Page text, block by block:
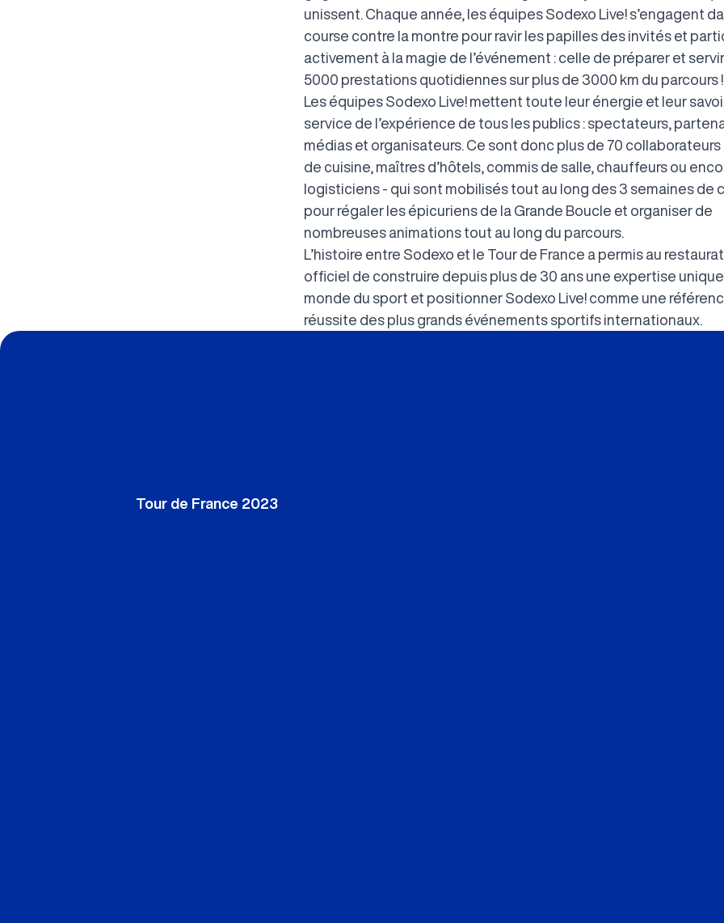
unissent. Chaque année, les équipes Sodexo Live! s’engagent
course contre la montre pour ravir les papilles des invités et
activement à la magie de l’événement : celle de préparer et
5000 prestations quotidiennes sur plus de 3000 km du parcours !
Les équipes Sodexo Live! mettent toute leur énergie et leur
service de l’expérience de tous les publics : spectateurs,
médias et organisateurs. Ce sont donc plus de 70 collaborateurs
de cuisine, maîtres d’hôtels, commis de salle, chauffeurs ou
logisticiens - qui sont mobilisés tout au long des 3 semaines de
pour régaler les épicuriens de la Grande Boucle et organiser de
nombreuses animations tout au long du parcours.
L’histoire entre Sodexo et le Tour de France a permis au
officiel de construire depuis plus de 30 ans une expertise
monde du sport et positionner Sodexo Live! comme une
réussite des plus grands événements sportifs internationaux.
Tour de France 2023